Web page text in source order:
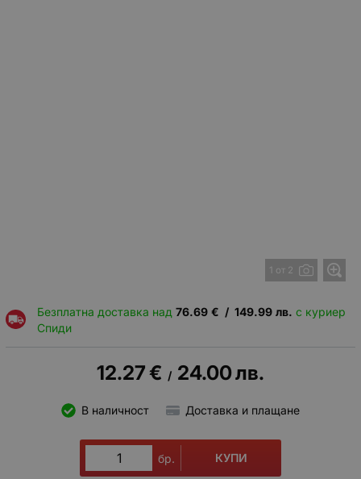
1 от 2
Безплатна доставка над 76.69 € / 149.99 лв. с куриер
Спиди
12.27€ / 24.00лв.
В наличност Доставка и плащане
бр. КУПИ